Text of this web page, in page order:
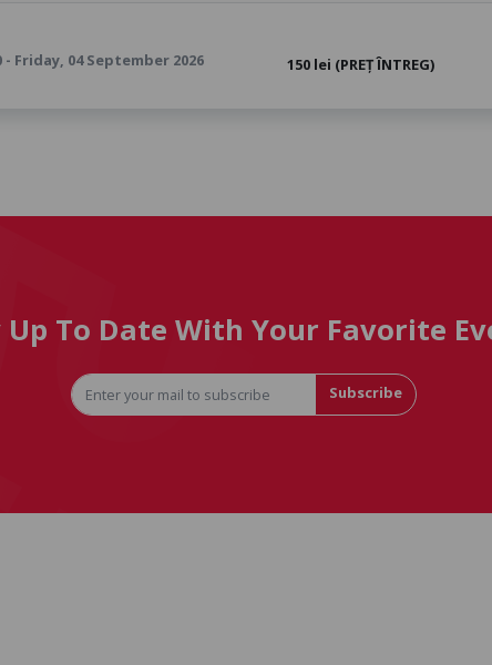
- Friday, 04 September 2026 150 lei (PREȚ ÎNTREG)
Up To Date With Your Favorite
Subscribe